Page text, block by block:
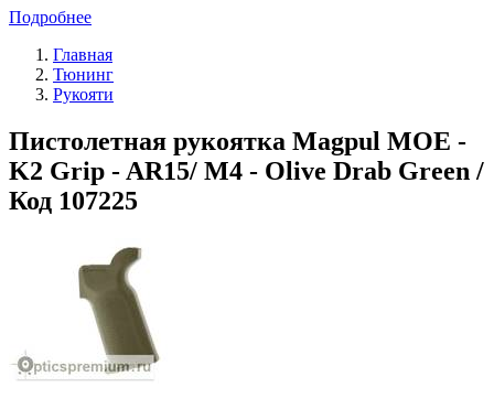
Подробнее
Главная
Тюнинг
Рукояти
Пистолетная рукоятка Magpul MOE -
K2 Grip - AR15/ M4 - Olive Drab Green /
Код 107225